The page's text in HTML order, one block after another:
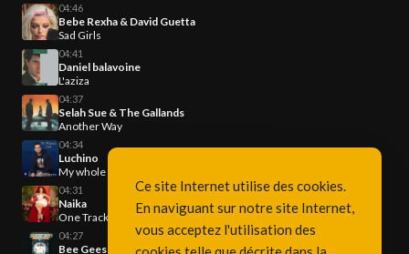
04:46
Bebe Rexha & David Guetta
Sad Girls
04:41
Daniel balavoine
L'aziza
04:37
Selah Sue & The Gallands
Another Way
04:34
Luchino
My whole life
04:31
Naika
One Track Mind
04:27
Bee Gees
Ce site Internet utilise des cookies.
En naviguant sur notre site Internet,
vous acceptez l'utilisation des